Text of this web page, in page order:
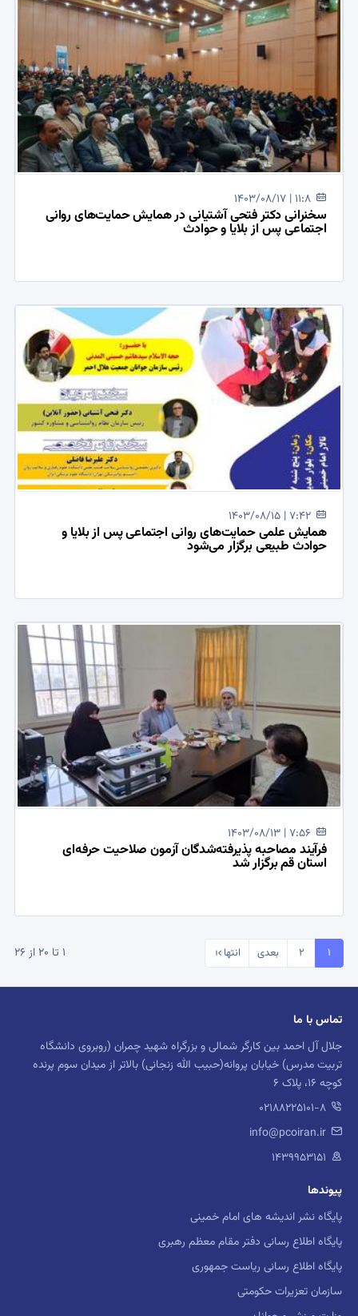
1403/08/17 | 11:8
سخنرانی دکتر فتحی آشتیانی در همایش حمایت‌های روانی
اجتماعی پس از بلایا و حوادث
1403/08/15 | 7:42
همایش علمی حمایت‌های روانی اجتماعی پس از بلایا و‌
حوادث طبیعی برگزار می‌شود
1403/08/13 | 7:56
فرآیند مصاحبه پذیرفته‌شدگان آزمون صلاحیت حرفه‌ای
استان قم برگزار شد
1(current)
2 بعدی انتها 1 تا 20 از 26
تماس با ما
جلال آل احمد بین کارگر شمالی و بزرگراه شهید چمران (روبروی دانشگاه
تربیت مدرس) خیابان پروانه(حبیب الله زنجانی) بالاتر از میدان سوم پرنده
کوچه 16، پلاک 6
02188225101-8
info@pcoiran.ir
۱۴۳۹۹۵۳۱۵۱
پیوندها
پایگاه نشر اندیشه های امام خمینی
پایگاه اطلاع رسانی دفتر مقام معظم رهبری
پایگاه اطلاع رسانی ریاست جمهوری
سازمان تعزیرات حکومتی